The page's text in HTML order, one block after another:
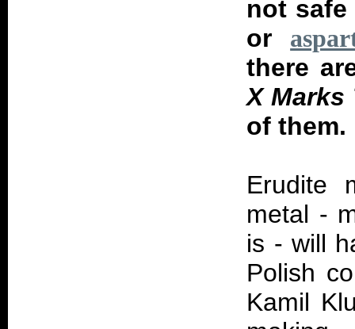
not
or
there
X Marks
of them.
Erudite
metal -
is - will
Polish
Kamil